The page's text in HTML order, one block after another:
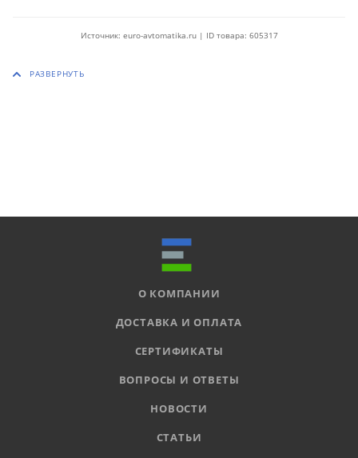
Источник: euro-avtomatika.ru | ID товара: 605317
О КОМПАНИИ
ДОСТАВКА И ОПЛАТА
СЕРТИФИКАТЫ
ВОПРОСЫ И ОТВЕТЫ
НОВОСТИ
СТАТЬИ